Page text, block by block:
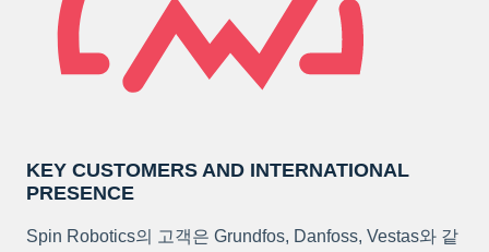
KEY CUSTOMERS AND INTERNATIONAL
PRESENCE
Spin Robotics의 고객은 Grundfos, Danfoss, Vestas와 같